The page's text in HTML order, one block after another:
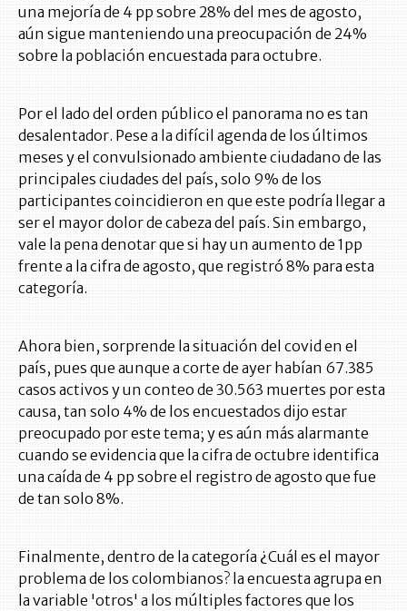
una mejoría de 4 pp sobre 28% del mes de agosto,
aún sigue manteniendo una preocupación de 24%
sobre la población encuestada para octubre.
Por el lado del orden público el panorama no es tan
desalentador. Pese a la difícil agenda de los últimos
meses y el convulsionado ambiente ciudadano de las
principales ciudades del país, solo 9% de los
participantes coincidieron en que este podría llegar a
ser el mayor dolor de cabeza del país. Sin embargo,
vale la pena denotar que si hay un aumento de 1pp
frente a la cifra de agosto, que registró 8% para esta
categoría.
Ahora bien, sorprende la situación del covid en el
país, pues que aunque a corte de ayer habían 67.385
casos activos y un conteo de 30.563 muertes por esta
causa, tan solo 4% de los encuestados dijo estar
preocupado por este tema; y es aún más alarmante
cuando se evidencia que la cifra de octubre identifica
una caída de 4 pp sobre el registro de agosto que fue
de tan solo 8%.
Finalmente, dentro de la categoría ¿Cuál es el mayor
problema de los colombianos? la encuesta agrupa en
la variable 'otros' a los múltiples factores que los